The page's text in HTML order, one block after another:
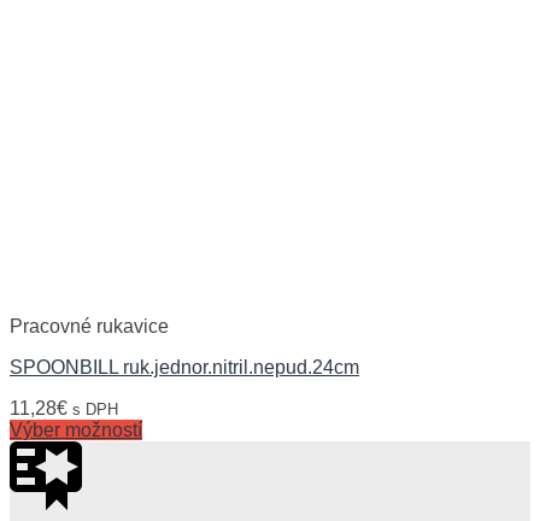
Pracovné rukavice
SPOONBILL ruk.jednor.nitril.nepud.24cm
11,28€ s DPH
Výber možností